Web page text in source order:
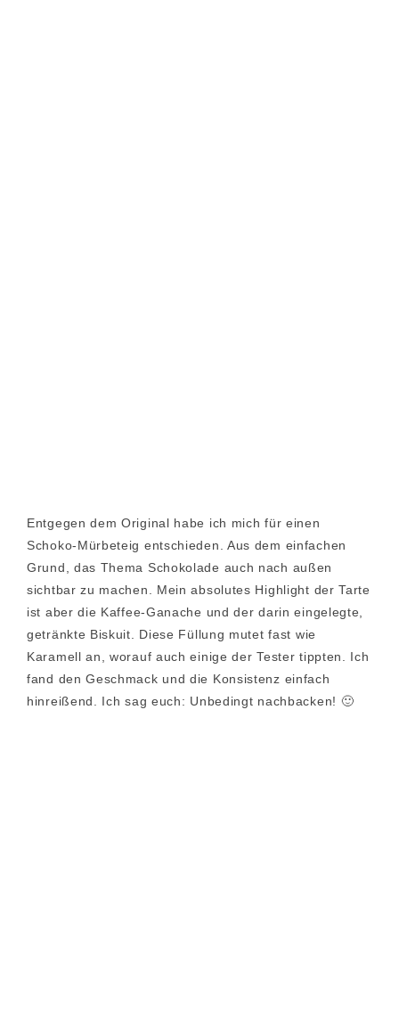
Entgegen dem Original habe ich mich für einen
Schoko-Mürbeteig entschieden. Aus dem einfachen
Grund, das Thema Schokolade auch nach außen
sichtbar zu machen. Mein absolutes Highlight der Tarte
ist aber die Kaffee-Ganache und der darin eingelegte,
getränkte Biskuit. Diese Füllung mutet fast wie
Karamell an, worauf auch einige der Tester tippten. Ich
fand den Geschmack und die Konsistenz einfach
hinreißend. Ich sag euch: Unbedingt nachbacken! 🙂